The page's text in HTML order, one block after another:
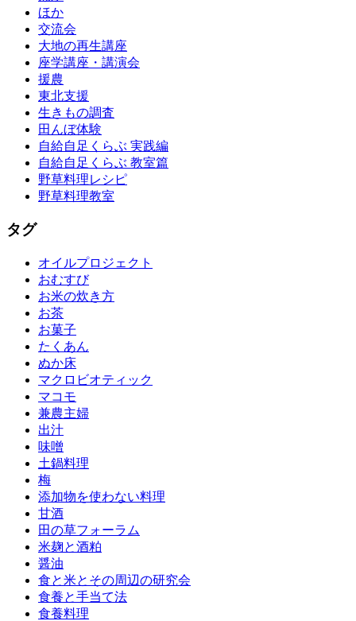
ほか
交流会
大地の再生講座
座学講座・講演会
援農
東北支援
生きもの調査
田んぼ体験
自給自足くらぶ 実践編
自給自足くらぶ 教室篇
野草料理レシピ
野草料理教室
タグ
オイルプロジェクト
おむすび
お米の炊き方
お茶
お菓子
たくあん
ぬか床
マクロビオティック
マコモ
兼農主婦
出汁
味噌
土鍋料理
梅
添加物を使わない料理
甘酒
田の草フォーラム
米麹と酒粕
醤油
食と米とその周辺の研究会
食養と手当て法
食養料理